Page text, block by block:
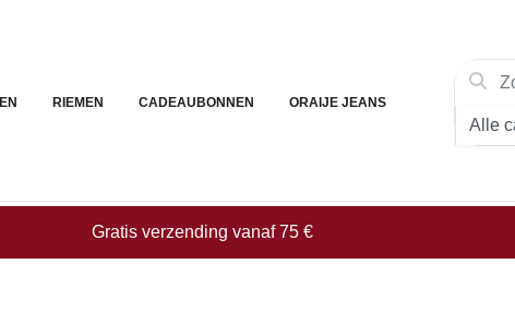
RIEMEN CADEAUBONNEN ORAIJE JEANS
Gratis verzending vanaf 75 €